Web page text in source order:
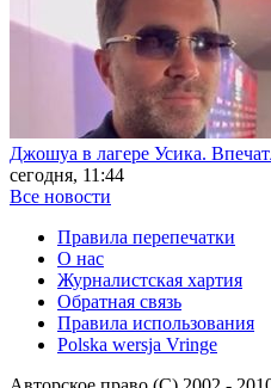
Джошуа в лагере Усика.
сегодня, 11:44
Все новости
Правила перепечатки
О нас
Журналистская хартия
Обратная связь
Правила использования
Polska wersja Vringe